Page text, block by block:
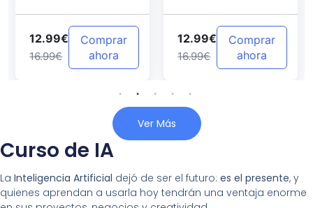
12.99€
16.99€
Comprar
ahora
12.99€
16.99€
Comprar
ahora
Ver Más
Curso de IA
La Inteligencia Artificial dejó de ser el futuro: es el presente, y
quienes aprendan a usarla hoy tendrán una ventaja enorme